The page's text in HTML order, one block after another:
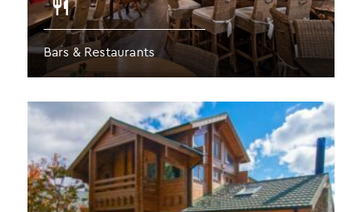
Bars & Restaurants